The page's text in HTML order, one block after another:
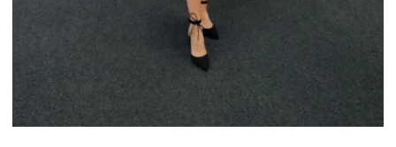
HOSTESSY NA AGROTECH W
KIELCACH